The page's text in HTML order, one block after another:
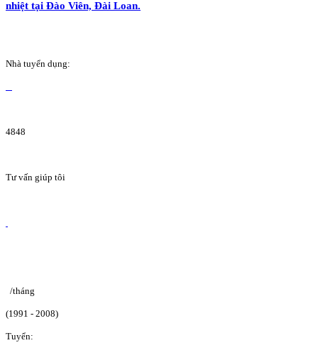
nhiệt tại Đào Viên, Đài Loan.
Nhà tuyển dụng:
4848
Tư vấn giúp tôi
/tháng
(1991 - 2008)
Tuyển: